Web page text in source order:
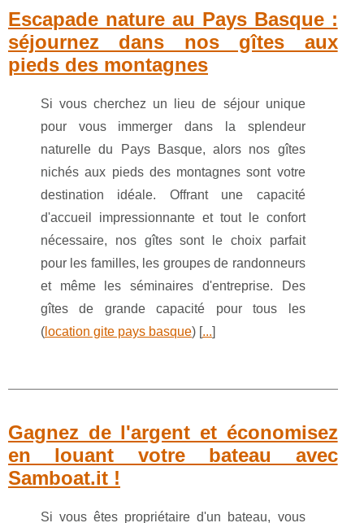
Escapade nature au Pays Basque :
séjournez dans nos gîtes aux
pieds des montagnes
Si vous cherchez un lieu de séjour unique
pour vous immerger dans la splendeur
naturelle du Pays Basque, alors nos gîtes
nichés aux pieds des montagnes sont votre
destination idéale. Offrant une capacité
d'accueil impressionnante et tout le confort
nécessaire, nos gîtes sont le choix parfait
pour les familles, les groupes de randonneurs
et même les séminaires d'entreprise. Des
gîtes de grande capacité pour tous les
( location gite pays basque) [...]
Gagnez de l'argent et économisez
en louant votre bateau avec
Samboat.it !
Si vous êtes propriétaire d'un bateau, vous